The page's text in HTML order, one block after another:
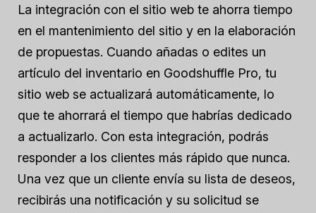
La integración con el sitio web te ahorra tiempo
en el mantenimiento del sitio y en la elaboración
de propuestas. Cuando añadas o edites un
artículo del inventario en Goodshuffle Pro, tu
sitio web se actualizará automáticamente, lo
que te ahorrará el tiempo que habrías dedicado
a actualizarlo. Con esta integración, podrás
responder a los clientes más rápido que nunca.
Una vez que un cliente envía su lista de deseos,
recibirás una notificación y su solicitud se